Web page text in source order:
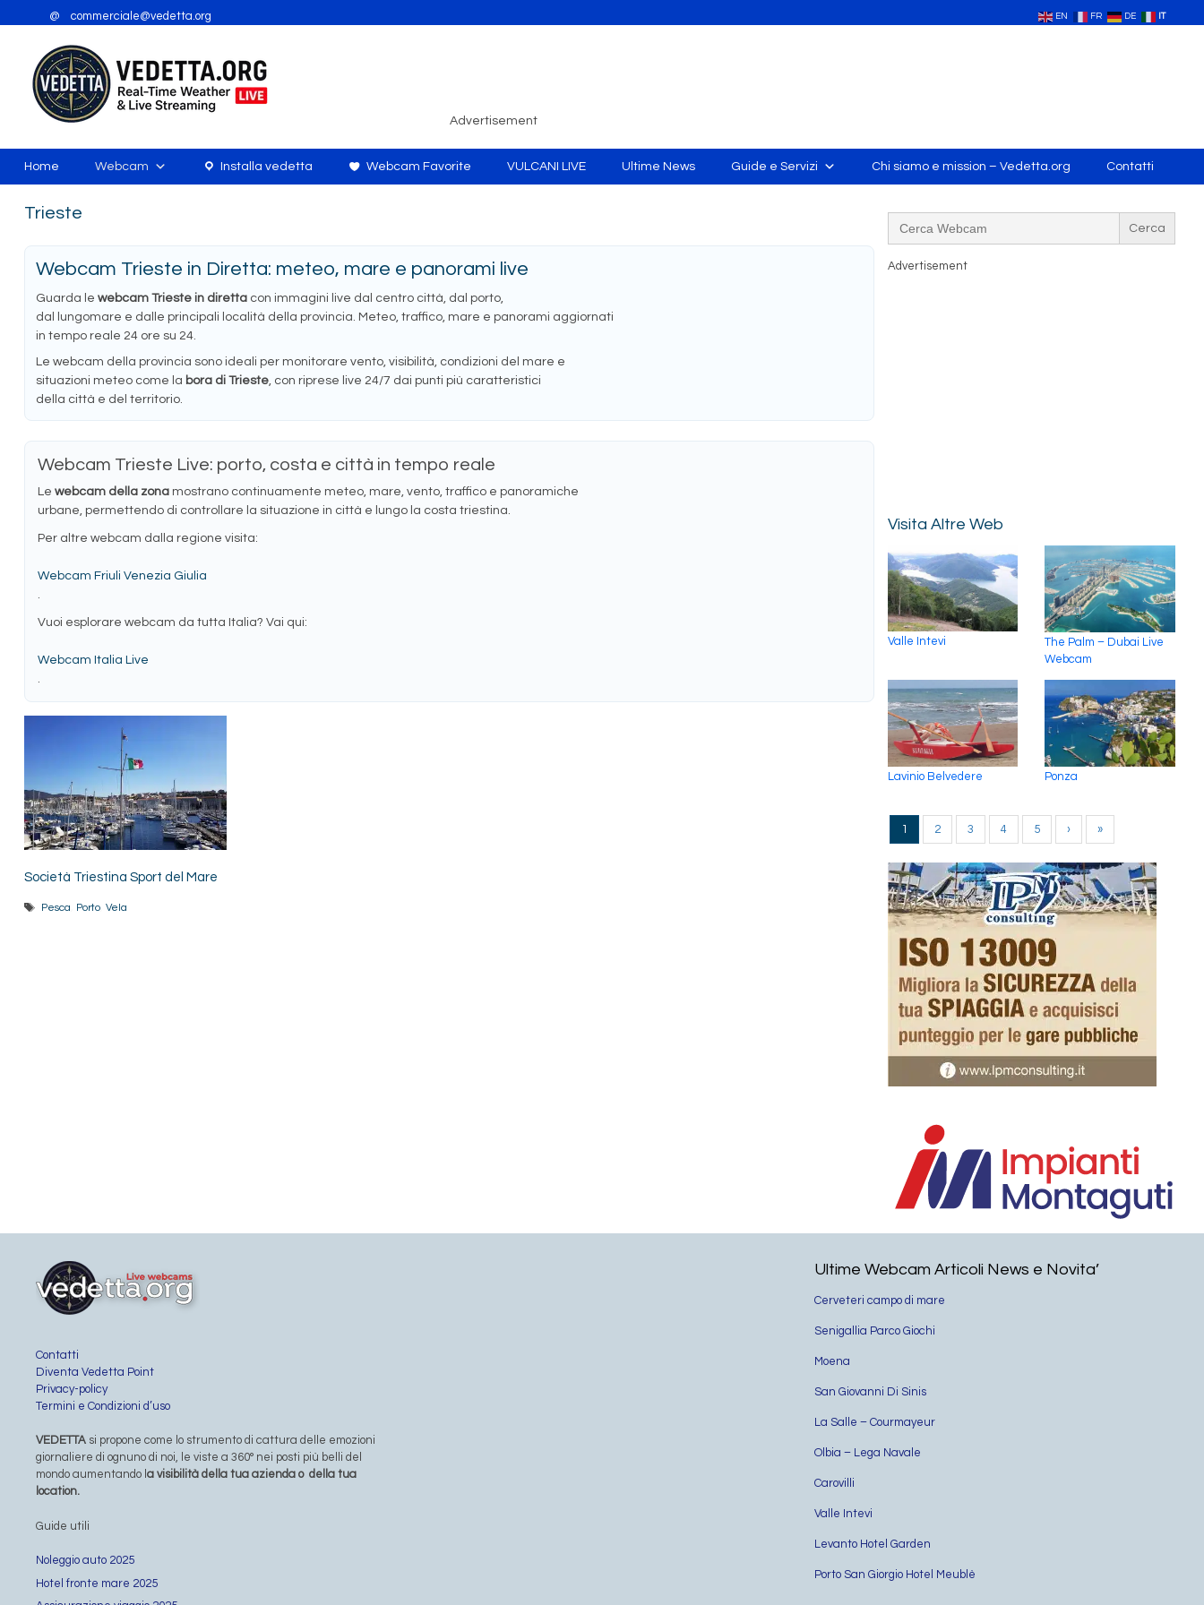
al
contenuto
EN FR DE IT
@ commerciale@vedetta.org
Advertisement
Home Webcam Installa vedetta Webcam Favorite VULCANI LIVE Ultime News Guide e Servizi Chi siamo e mission – Vedetta.org Contatti
Trieste
Webcam Trieste in Diretta: meteo, mare e panorami live
Guarda le webcam Trieste in diretta con immagini live dal centro città, dal porto,
dal lungomare e dalle principali località della provincia. Meteo, traffico, mare e panorami aggiornati
in tempo reale 24 ore su 24.
Le webcam della provincia sono ideali per monitorare vento, visibilità, condizioni del mare e
situazioni meteo come la bora di Trieste, con riprese live 24/7 dai punti più caratteristici
della città e del territorio.
Webcam Trieste Live: porto, costa e città in tempo reale
Le webcam della zona mostrano continuamente meteo, mare, vento, traffico e panoramiche
urbane, permettendo di controllare la situazione in città e lungo la costa triestina.
Per altre webcam dalla regione visita:
Webcam Friuli Venezia Giulia
.
Vuoi esplorare webcam da tutta Italia? Vai qui:
Webcam Italia Live
.
Società Triestina Sport del Mare
Tag
Pesca Porto ,Vela
Search
for:
Advertisement
Visita Altre Web
Valle Intevi
The Palm – Dubai Live
Webcam
Lavinio Belvedere Ponza
1 2 3 4 5 › »
Contatti
Diventa Vedetta Point
Privacy-policy
Termini e Condizioni d’uso
VEDETTA si propone come lo strumento di cattura delle emozioni
giornaliere di ognuno di noi, le viste a 360° nei posti più belli del
mondo aumentando l a visibilità della tua azienda o della tua
location.
Guide utili
Noleggio auto 2025
Hotel fronte mare 2025
Ultime Webcam Articoli News e Novita’
Cerveteri campo di mare
Senigallia Parco Giochi
Moena
San Giovanni Di Sinis
La Salle – Courmayeur
Olbia – Lega Navale
Carovilli
Valle Intevi
Levanto Hotel Garden
Porto San Giorgio Hotel Meublè